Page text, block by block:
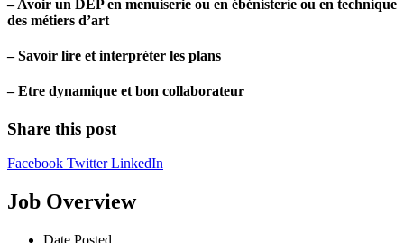
– Avoir un DEP en menuiserie ou en ébénisterie ou en technique
des métiers d’art
– Savoir lire et interpréter les plans
– Etre dynamique et bon collaborateur
Share this post
Facebook TwitterLinkedIn
Job Overview
Date Posted